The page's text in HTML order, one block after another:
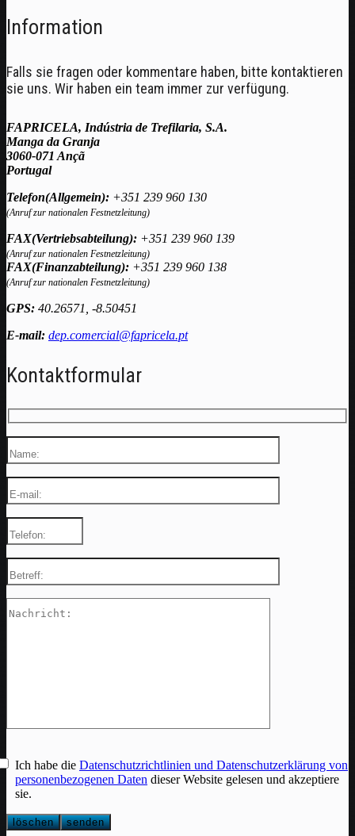
Information
Falls sie fragen oder kommentare haben, bitte kontaktieren
sie uns. Wir haben ein team immer zur verfügung.
FAPRICELA, Indústria de Trefilaria, S.A.
Manga da Granja
3060-071 Ançã
Portugal
Telefon(Allgemein): +351 239 960 130
(Anruf zur nationalen Festnetzleitung)
FAX(Vertriebsabteilung): +351 239 960 139
(Anruf zur nationalen Festnetzleitung)
FAX(Finanzabteilung): +351 239 960 138
(Anruf zur nationalen Festnetzleitung)
GPS: 40.26571, -8.50451
E-mail: dep.comercial@fapricela.pt
Kontaktformular
Ich habe die Datenschutzrichtlinien und Datenschutzerklärung von
personenbezogenen Daten dieser Website gelesen und akzeptiere
sie.